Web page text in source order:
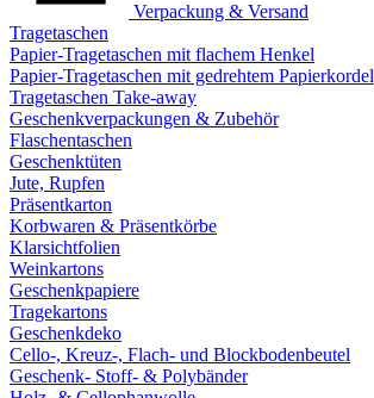
Verpackung & Versand
Tragetaschen
Papier-Tragetaschen mit flachem Henkel
Papier-Tragetaschen mit gedrehtem Papierkordel
Tragetaschen Take-away
Geschenkverpackungen & Zubehör
Flaschentaschen
Geschenktüten
Jute, Rupfen
Präsentkarton
Korbwaren & Präsentkörbe
Klarsichtfolien
Weinkartons
Geschenkpapiere
Tragekartons
Geschenkdeko
Cello-, Kreuz-, Flach- und Blockbodenbeutel
Geschenk- Stoff- & Polybänder